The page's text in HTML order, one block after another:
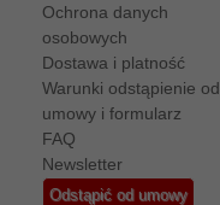
Ochrona danych
osobowych
Dostawa i platność
Warunki odstąpienie od
umowy i formularz
FAQ
Newsletter
Odstąpić od umowy